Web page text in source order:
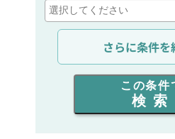
通信距離を選ぶ
出力を選ぶ
同時通話人数を選ぶ
さらに条件を
この条件
検索